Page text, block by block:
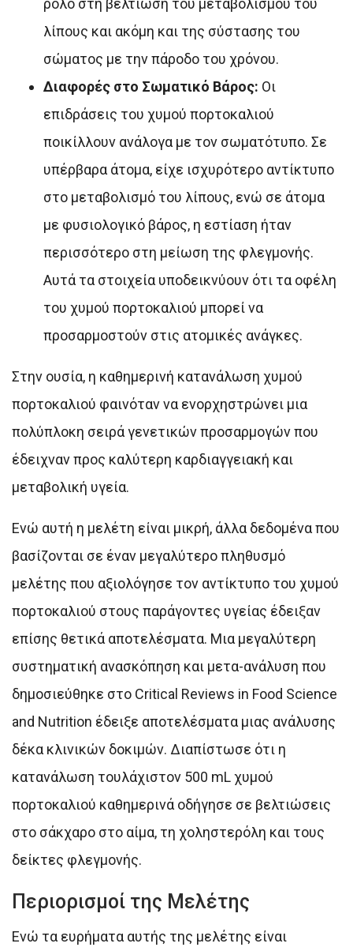
λίπους και ακόμη και της σύστασης του
σώματος με την πάροδο του χρόνου.
Διαφορές στο Σωματικό Βάρος: Οι
επιδράσεις του χυμού πορτοκαλιού
ποικίλλουν ανάλογα με τον σωματότυπο. Σε
υπέρβαρα άτομα, είχε ισχυρότερο αντίκτυπο
στο μεταβολισμό του λίπους, ενώ σε άτομα
με φυσιολογικό βάρος, η εστίαση ήταν
περισσότερο στη μείωση της φλεγμονής.
Αυτά τα στοιχεία υποδεικνύουν ότι τα οφέλη
του χυμού πορτοκαλιού μπορεί να
προσαρμοστούν στις ατομικές ανάγκες.
Στην ουσία, η καθημερινή κατανάλωση χυμού
πορτοκαλιού φαινόταν να ενορχηστρώνει μια
πολύπλοκη σειρά γενετικών προσαρμογών που
έδειχναν προς καλύτερη καρδιαγγειακή και
μεταβολική υγεία.
Ενώ αυτή η μελέτη είναι μικρή, άλλα δεδομένα που
βασίζονται σε έναν μεγαλύτερο πληθυσμό
μελέτης που αξιολόγησε τον αντίκτυπο του χυμού
πορτοκαλιού στους παράγοντες υγείας έδειξαν
επίσης θετικά αποτελέσματα. Μια μεγαλύτερη
συστηματική ανασκόπηση και μετα-ανάλυση που
δημοσιεύθηκε στο Critical Reviews in Food Science
and Nutrition έδειξε αποτελέσματα μιας ανάλυσης
δέκα κλινικών δοκιμών. Διαπίστωσε ότι η
κατανάλωση τουλάχιστον 500 mL χυμού
πορτοκαλιού καθημερινά οδήγησε σε βελτιώσεις
στο σάκχαρο στο αίμα, τη χοληστερόλη και τους
δείκτες φλεγμονής.
Περιορισμοί της Μελέτης
Ενώ τα ευρήματα αυτής της μελέτης είναι